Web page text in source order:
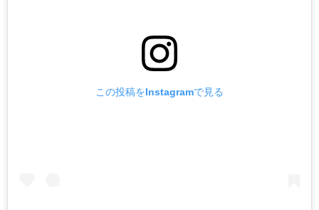
この投稿をInstagramで見る